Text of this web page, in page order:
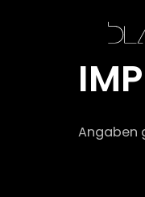
Angaben